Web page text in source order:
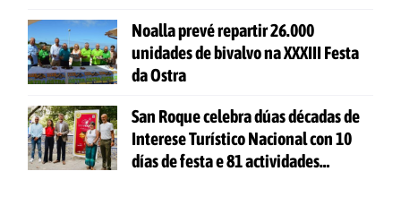
Noalla prevé repartir 26.000
unidades de bivalvo na XXXIII Festa
da Ostra
San Roque celebra dúas décadas de
Interese Turístico Nacional con 10
días de festa e 81 actividades